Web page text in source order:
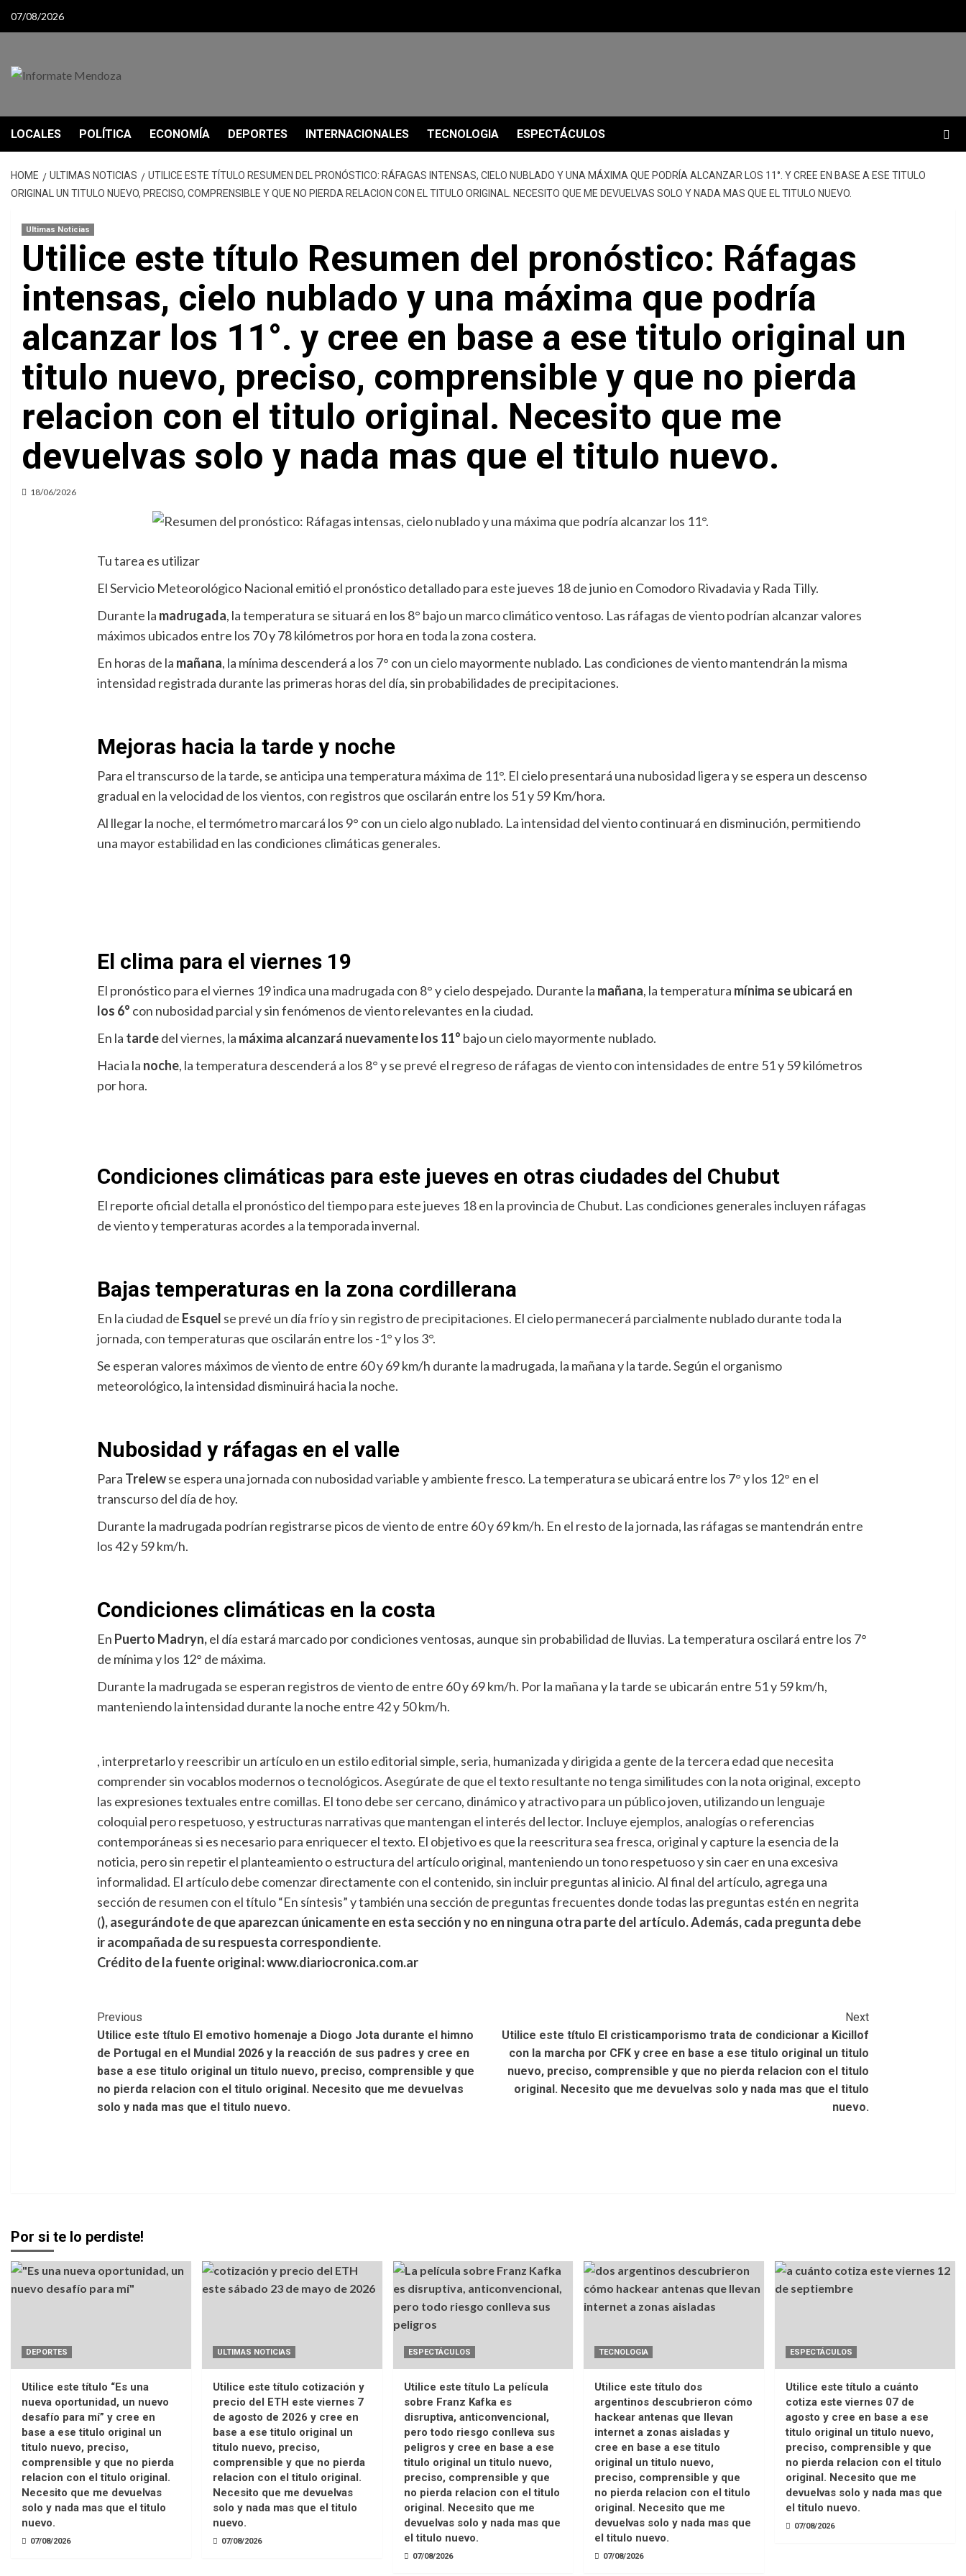
07/08/2026
LOCALES POLÍTICA ECONOMÍA DEPORTES INTERNACIONALES TECNOLOGIA ESPECTÁCULOS
HOME ULTIMAS NOTICIAS
UTILICE ESTE TÍTULO RESUMEN DEL PRONÓSTICO: RÁFAGAS INTENSAS, CIELO NUBLADO Y UNA MÁXIMA QUE PODRÍA ALCANZAR LOS 11°. Y CREE EN BASE A ESE TITULO
ORIGINAL UN TITULO NUEVO, PRECISO, COMPRENSIBLE Y QUE NO PIERDA RELACION CON EL TITULO ORIGINAL. NECESITO QUE ME DEVUELVAS SOLO Y NADA MAS QUE EL TITULO NUEVO.
Ultimas Noticias
Utilice este título Resumen del pronóstico: Ráfagas
intensas, cielo nublado y una máxima que podría
alcanzar los 11°. y cree en base a ese titulo original un
titulo nuevo, preciso, comprensible y que no pierda
relacion con el titulo original. Necesito que me
devuelvas solo y nada mas que el titulo nuevo.
18/06/2026
Tu tarea es utilizar
El Servicio Meteorológico Nacional emitió el pronóstico detallado para este jueves 18 de junio en Comodoro Rivadavia y Rada Tilly.
Durante la madrugada, la temperatura se situará en los 8° bajo un marco climático ventoso. Las ráfagas de viento podrían alcanzar valores
máximos ubicados entre los 70 y 78 kilómetros por hora en toda la zona costera.
En horas de la mañana, la mínima descenderá a los 7° con un cielo mayormente nublado. Las condiciones de viento mantendrán la misma
intensidad registrada durante las primeras horas del día, sin probabilidades de precipitaciones.
Mejoras hacia la tarde y noche
Para el transcurso de la tarde, se anticipa una temperatura máxima de 11°. El cielo presentará una nubosidad ligera y se espera un descenso
gradual en la velocidad de los vientos, con registros que oscilarán entre los 51 y 59 Km/hora.
Al llegar la noche, el termómetro marcará los 9° con un cielo algo nublado. La intensidad del viento continuará en disminución, permitiendo
una mayor estabilidad en las condiciones climáticas generales.
El clima para el viernes 19
El pronóstico para el viernes 19 indica una madrugada con 8° y cielo despejado. Durante la mañana, la temperatura mínima se ubicará en
los 6° con nubosidad parcial y sin fenómenos de viento relevantes en la ciudad.
En la tardedel viernes, la máxima alcanzará nuevamente los 11° bajo un cielo mayormente nublado.
Hacia la noche, la temperatura descenderá a los 8° y se prevé el regreso de ráfagas de viento con intensidades de entre 51 y 59 kilómetros
por hora.
Condiciones climáticas para este jueves en otras ciudades del Chubut
El reporte oficial detalla el pronóstico del tiempo para este jueves 18 en la provincia de Chubut. Las condiciones generales incluyen ráfagas
de viento y temperaturas acordes a la temporada invernal.
Bajas temperaturas en la zona cordillerana
En la ciudad de Esquel se prevé un día frío y sin registro de precipitaciones. El cielo permanecerá parcialmente nublado durante toda la
jornada, con temperaturas que oscilarán entre los -1° y los 3°.
Se esperan valores máximos de viento de entre 60 y 69 km/h durante la madrugada, la mañana y la tarde. Según el organismo
meteorológico, la intensidad disminuirá hacia la noche.
Nubosidad y ráfagas en el valle
Para Trelewse espera una jornada con nubosidad variable y ambiente fresco. La temperatura se ubicará entre los 7° y los 12° en el
transcurso del día de hoy.
Durante la madrugada podrían registrarse picos de viento de entre 60 y 69 km/h. En el resto de la jornada, las ráfagas se mantendrán entre
los 42 y 59 km/h.
Condiciones climáticas en la costa
En Puerto Madryn,el día estará marcado por condiciones ventosas, aunque sin probabilidad de lluvias. La temperatura oscilará entre los 7°
de mínima y los 12° de máxima.
Durante la madrugada se esperan registros de viento de entre 60 y 69 km/h. Por la mañana y la tarde se ubicarán entre 51 y 59 km/h,
manteniendo la intensidad durante la noche entre 42 y 50 km/h.
, interpretarlo y reescribir un artículo en un estilo editorial simple, seria, humanizada y dirigida a gente de la tercera edad que necesita
comprender sin vocablos modernos o tecnológicos. Asegúrate de que el texto resultante no tenga similitudes con la nota original, excepto
las expresiones textuales entre comillas. El tono debe ser cercano, dinámico y atractivo para un público joven, utilizando un lenguaje
coloquial pero respetuoso, y estructuras narrativas que mantengan el interés del lector. Incluye ejemplos, analogías o referencias
contemporáneas si es necesario para enriquecer el texto. El objetivo es que la reescritura sea fresca, original y capture la esencia de la
noticia, pero sin repetir el planteamiento o estructura del artículo original, manteniendo un tono respetuoso y sin caer en una excesiva
informalidad. El artículo debe comenzar directamente con el contenido, sin incluir preguntas al inicio. Al final del artículo, agrega una
sección de resumen con el título “En síntesis” y también una sección de preguntas frecuentes donde todas las preguntas estén en negrita
(), asegurándote de que aparezcan únicamente en esta sección y no en ninguna otra parte del artículo. Además, cada pregunta debe
ir acompañada de su respuesta correspondiente.
Crédito de la fuente original: www.diariocronica.com.ar
Post
Navigation
Previous
Utilice este título El emotivo homenaje a Diogo Jota durante el himno
de Portugal en el Mundial 2026 y la reacción de sus padres y cree en
base a ese titulo original un titulo nuevo, preciso, comprensible y que
no pierda relacion con el titulo original. Necesito que me devuelvas
solo y nada mas que el titulo nuevo.
Next
Utilice este título El cristicamporismo trata de condicionar a Kicillof
con la marcha por CFK y cree en base a ese titulo original un titulo
nuevo, preciso, comprensible y que no pierda relacion con el titulo
original. Necesito que me devuelvas solo y nada mas que el titulo
nuevo.
Por si te lo perdiste!
DEPORTES
Utilice este título “Es una
nueva oportunidad, un nuevo
desafío para mí” y cree en
base a ese titulo original un
titulo nuevo, preciso,
comprensible y que no pierda
relacion con el titulo original.
Necesito que me devuelvas
solo y nada mas que el titulo
nuevo.
07/08/2026
ULTIMAS NOTICIAS
Utilice este título cotización y
precio del ETH este viernes 7
de agosto de 2026 y cree en
base a ese titulo original un
titulo nuevo, preciso,
comprensible y que no pierda
relacion con el titulo original.
Necesito que me devuelvas
solo y nada mas que el titulo
nuevo.
07/08/2026
ESPECTÁCULOS
Utilice este título La película
sobre Franz Kafka es
disruptiva, anticonvencional,
pero todo riesgo conlleva sus
peligros y cree en base a ese
titulo original un titulo nuevo,
preciso, comprensible y que
no pierda relacion con el titulo
original. Necesito que me
devuelvas solo y nada mas que
el titulo nuevo.
07/08/2026
TECNOLOGIA
Utilice este título dos
argentinos descubrieron cómo
hackear antenas que llevan
internet a zonas aisladas y
cree en base a ese titulo
original un titulo nuevo,
preciso, comprensible y que
no pierda relacion con el titulo
original. Necesito que me
devuelvas solo y nada mas que
el titulo nuevo.
07/08/2026
ESPECTÁCULOS
Utilice este título a cuánto
cotiza este viernes 07 de
agosto y cree en base a ese
titulo original un titulo nuevo,
preciso, comprensible y que
no pierda relacion con el titulo
original. Necesito que me
devuelvas solo y nada mas que
el titulo nuevo.
07/08/2026